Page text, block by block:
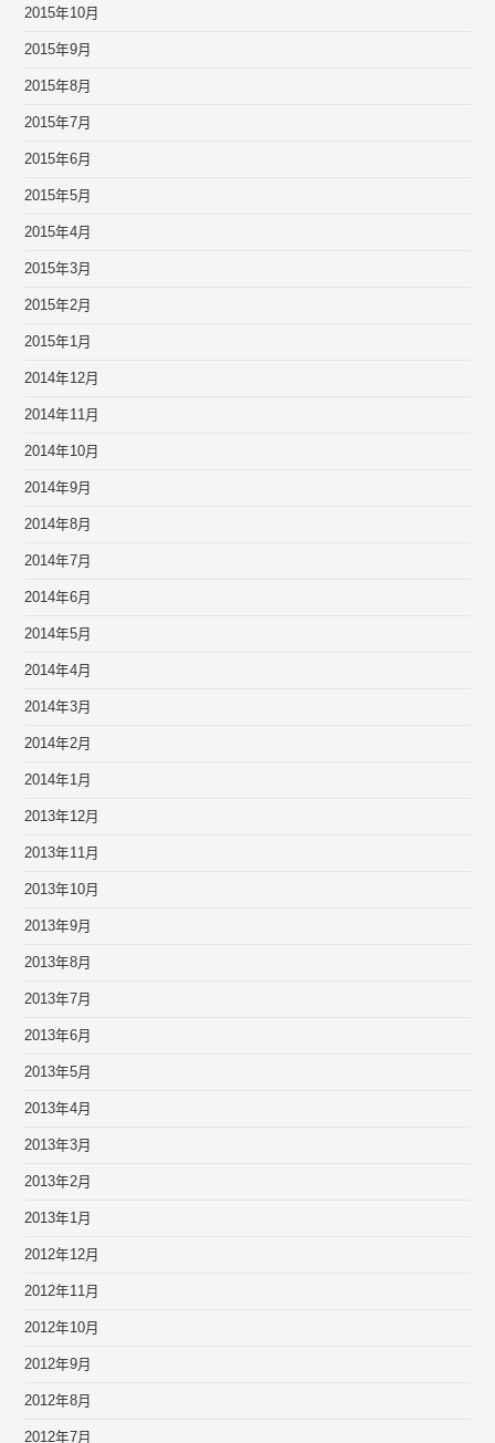
2015年10月
2015年9月
2015年8月
2015年7月
2015年6月
2015年5月
2015年4月
2015年3月
2015年2月
2015年1月
2014年12月
2014年11月
2014年10月
2014年9月
2014年8月
2014年7月
2014年6月
2014年5月
2014年4月
2014年3月
2014年2月
2014年1月
2013年12月
2013年11月
2013年10月
2013年9月
2013年8月
2013年7月
2013年6月
2013年5月
2013年4月
2013年3月
2013年2月
2013年1月
2012年12月
2012年11月
2012年10月
2012年9月
2012年8月
2012年7月